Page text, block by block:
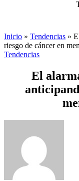
Inicio » Tendencias »
riesgo de cáncer en
Tendencias
El